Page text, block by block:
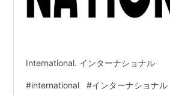
International. インターナショナル
#international #インターナショナル